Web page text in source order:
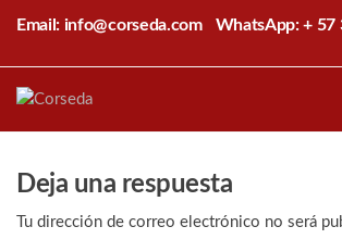
contenido
Email: info@corseda.com WhatsApp: + 57
sericultura
Deja una respuesta
Tu dirección de correo electrónico no será